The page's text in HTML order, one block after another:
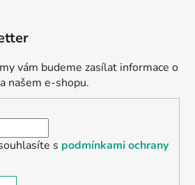
vám budeme zasílat informace o
našem e-shopu.
s podmínkami ochrany